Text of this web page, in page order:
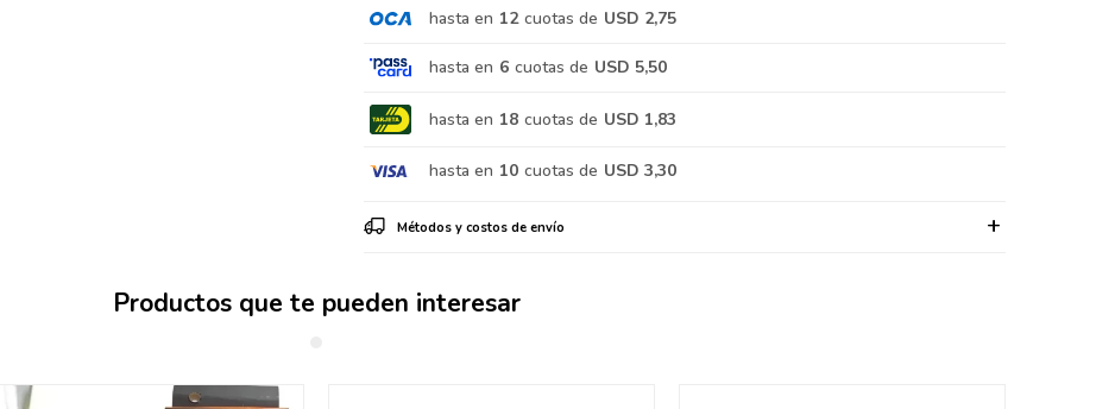
hasta en 12 cuotas de USD 2,75
hasta en 6 cuotas de USD 5,50
hasta en 18 cuotas de USD 1,83
hasta en 10 cuotas de USD 3,30
Métodos y costos de envío
Productos que te pueden interesar